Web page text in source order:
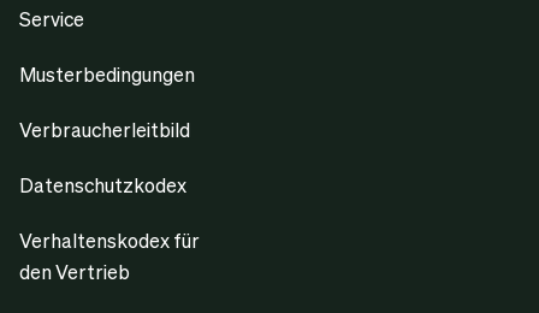
Service
Musterbedingungen
Verbraucherleitbild
Datenschutzkodex
Verhaltenskodex für
den Vertrieb